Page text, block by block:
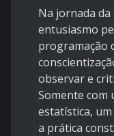
Na jornada da
entusiasmo
programação
observar e
Somente com
estatística,
a prática